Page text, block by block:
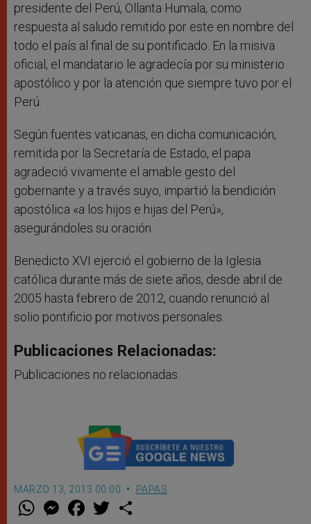
presidente del Perú, Ollanta Humala, como
respuesta al saludo remitido por este en nombre del
todo el país al final de su pontificado. En la misiva
oficial, el mandatario le agradecía por su ministerio
apostólico y por la atención que siempre tuvo por el
Perú.
Según fuentes vaticanas, en dicha comunicación,
remitida por la Secretaría de Estado, el papa
agradeció vivamente el amable gesto del
gobernante y a través suyo, impartió la bendición
apostólica «a los hijos e hijas del Perú»,
asegurándoles su oración.
Benedicto XVI ejerció el gobierno de la Iglesia
católica durante más de siete años, desde abril de
2005 hasta febrero de 2012, cuando renunció al
solio pontificio por motivos personales.
Publicaciones Relacionadas:
Publicaciones no relacionadas.
MARZO 13, 2013 00:00 PAPAS
W M
e
F
a w